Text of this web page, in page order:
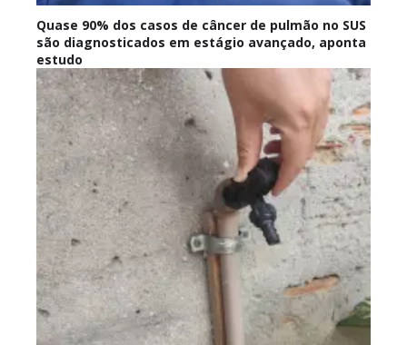
Quase 90% dos casos de câncer de pulmão no SUS
são diagnosticados em estágio avançado, aponta
estudo